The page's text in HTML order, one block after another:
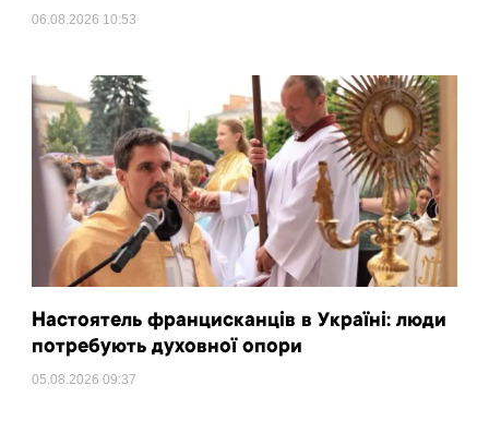
06.08.2026 10:53
Настоятель францисканців в Україні: люди
потребують духовної опори
05.08.202609:37